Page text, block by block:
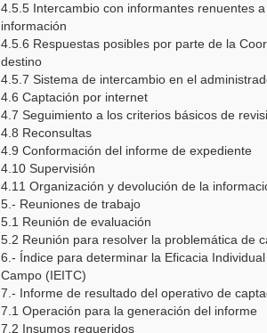
4.5.5 Intercambio con informantes renuentes
información
4.5.6 Respuestas posibles por parte de la
destino
4.5.7 Sistema de intercambio en el
4.6 Captación por internet
4.7 Seguimiento a los criterios básicos de
4.8 Reconsultas
4.9 Conformación del informe de expediente
4.10 Supervisión
4.11 Organización y devolución de la
5.- Reuniones de trabajo
5.1 Reunión de evaluación
5.2 Reunión para resolver la problemática de
6.- Índice para determinar la Eficacia
Campo (IEITC)
7.- Informe de resultado del operativo de
7.1 Operación para la generación del informe
7.2 Insumos requeridos